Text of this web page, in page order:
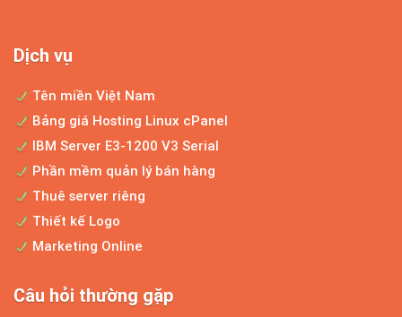
Nhận định của Bill Gate về kinh doanh online
Bill Gate đã nói "TRONG VÒNG 5-10 NĂM
NỮA NẾU BẠN KHÔNG KINH DOANH...
Thiết kế web bán hàng ô tô chuyên nghiệp
Hiện nay, với số lượng người đủ khả năng
mua ô tô đang...
Dịch vụ
Tên miền Việt Nam
Bảng giá Hosting Linux cPanel
IBM Server E3-1200 V3 Serial
Phần mềm quản lý bán hàng
Thuê server riêng
Thiết kế Logo
Marketing Online
Câu hỏi thường gặp